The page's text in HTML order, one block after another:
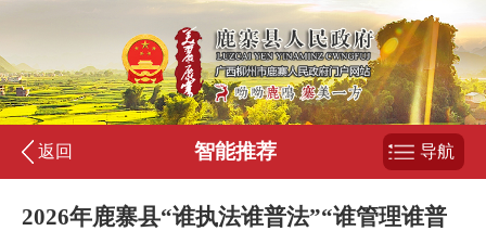
返回 智能推荐 导航
2026年鹿寨县“谁执法谁普法”“谁管理谁普